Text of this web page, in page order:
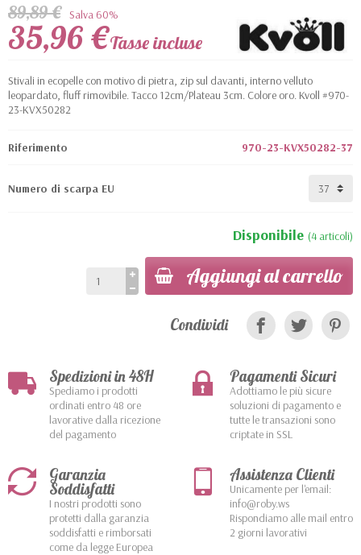
89,89 € Salva 60%
35,96 €Tasse incluse
Stivali in ecopelle con motivo di pietra, zip sul davanti, interno velluto
leopardato, fluff rimovibile. Tacco 12cm/Plateau 3cm. Colore oro. Kvoll #970-
23-KVX50282
Riferimento 970-23-KVX50282-37
Numero di scarpa EU
Disponibile (4 articoli)
Aggiungi al carrello
Condividi
Spedizioni in 48H
Spediamo i prodotti
ordinati entro 48 ore
lavorative dalla ricezione
del pagamento
Pagamenti Sicuri
Adottiamo le più sicure
soluzioni di pagamento e
tutte le transazioni sono
criptate in SSL
Garanzia
Soddisfatti
I nostri prodotti sono
protetti dalla garanzia
soddisfatti e rimborsati
come da legge Europea
Assistenza Clienti
Unicamente per l'email:
info@roby.ws
Rispondiamo alle mail entro
2 giorni lavorativi